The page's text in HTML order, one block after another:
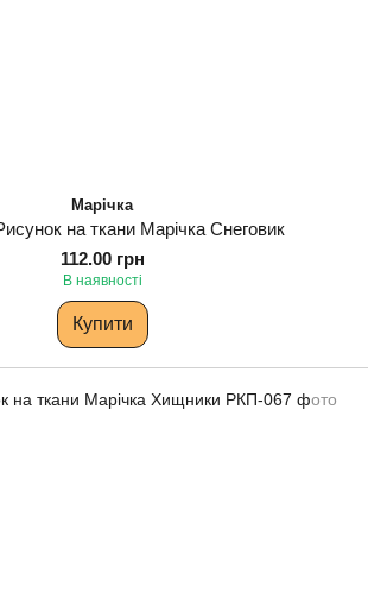
Марічка
на ткани Марічка Снеговик
112.00 грн
В наявності
Купити